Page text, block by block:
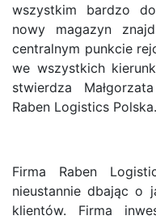
wszystkim bardzo
nowy magazyn
centralnym punkcie
we wszystkich
stwierdza
Raben Logistics Polska.
Firma Raben
nieustannie dbając o
klientów. Firma